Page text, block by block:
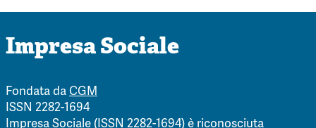
Impresa Sociale
Fondata daCGM
ISSN 2282-1694
Impresa Sociale (ISSN 2282-1694) è riconosciuta